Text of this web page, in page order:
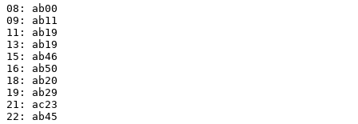
08: ab00
09: ab11
11: ab19
13: ab19
15: ab46
16: ab50
18: ab20
19: ab29
21: ac23
22: ab45